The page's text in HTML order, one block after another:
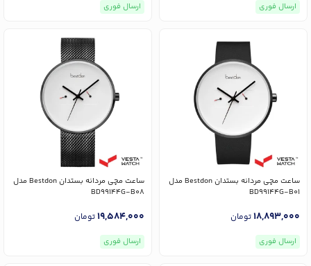
ارسال فوری ارسال فوری
ساعت مچی مردانه بستدان Bestdon مدل
BD99144G-B01
18,893,000تومان
ارسال فوری
ساعت مچی مردانه بستدان Bestdon مدل
BD99144G-B08
19,584,000تومان
ارسال فوری